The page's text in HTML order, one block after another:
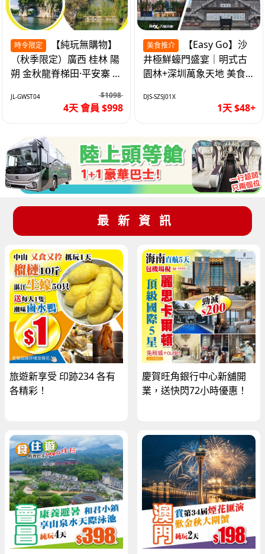
時令限定
（秋季限定）廣西 桂林 陽
朔 金秋龍脊梯田·平安寨 城
4天
JL-GWST04 $1098
4天 會員 $998
美食推介
井極鮮蠔門盛宴｜明式古
園林+深圳萬象天地 美食
DJS-SZSJ01X
1天 $48+
最新資訊
旅遊新享受 印跡234 各有
各精彩！
慶賀旺角銀行中心新舖開
業，送快閃72小時優惠！